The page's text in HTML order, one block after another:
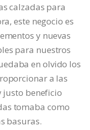
calzadas para
este negocio es
y nuevas
para nuestros
en olvido los
a las
justo beneficio
tomaba como
basuras.